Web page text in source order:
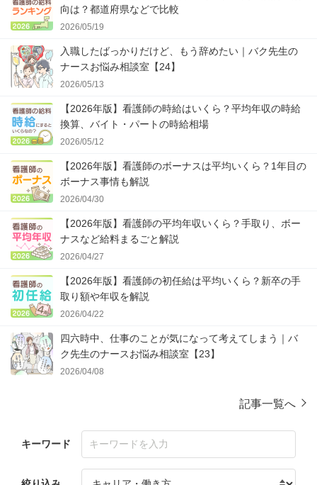
向は？都道府県などで比較
2026/05/19
入職したばっかりだけど、もう辞めたい｜バク先生の
ナースお悩み相談室【24】
2026/05/13
【2026年版】看護師の時給はいくら？平均年収の時給
換算、バイト・パートの時給相場
2026/05/12
【2026年版】看護師のボーナスは平均いくら？1年目の
ボーナス事情も解説
2026/04/30
【2026年版】看護師の平均年収いくら？手取り、ボー
ナスなど給料まるごと解説
2026/04/27
【2026年版】看護師の初任給は平均いくら？新卒の手
取り額や年収を解説
2026/04/22
四六時中、仕事のことが気になって考えてしまう｜バ
ク先生のナースお悩み相談室【23】
2026/04/08
記事一覧へ
キーワード